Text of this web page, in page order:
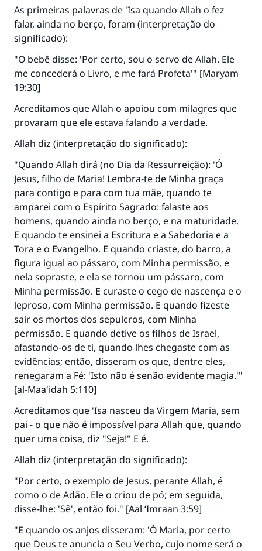
As primeiras palavras de 'Isa quando Allah o fez
falar, ainda no berço, foram (interpretação do
significado):
"O bebê disse: 'Por certo, sou o servo de Allah. Ele
me concederá o Livro, e me fará Profeta'" [Maryam
19:30]
Acreditamos que Allah o apoiou com milagres que
provaram que ele estava falando a verdade.
Allah diz (interpretação do significado):
"Quando Allah dirá (no Dia da Ressurreição): 'Ó
Jesus, filho de Maria! Lembra-te de Minha graça
para contigo e para com tua mãe, quando te
amparei com o Espírito Sagrado: falaste aos
homens, quando ainda no berço, e na maturidade.
E quando te ensinei a Escritura e a Sabedoria e a
Tora e o Evangelho. E quando criaste, do barro, a
figura igual ao pássaro, com Minha permissão, e
nela sopraste, e ela se tornou um pássaro, com
Minha permissão. E curaste o cego de nascença e o
leproso, com Minha permissão. E quando fizeste
sair os mortos dos sepulcros, com Minha
permissão. E quando detive os filhos de Israel,
afastando-os de ti, quando lhes chegaste com as
evidências; então, disseram os que, dentre eles,
renegaram a Fé: 'Isto não é senão evidente magia.'"
[al-Maa'idah 5:110]
Acreditamos que 'Isa nasceu da Virgem Maria, sem
pai - o que não é impossível para Allah que, quando
quer uma coisa, diz "Seja!" E é.
Allah diz (interpretação do significado):
"Por certo, o exemplo de Jesus, perante Allah, é
como o de Adão. Ele o criou de pó; em seguida,
disse-lhe: 'Sê', então foi." [Aal ‘Imraan 3:59]
"E quando os anjos disseram: 'Ó Maria, por certo
que Deus te anuncia o Seu Verbo, cujo nome será o